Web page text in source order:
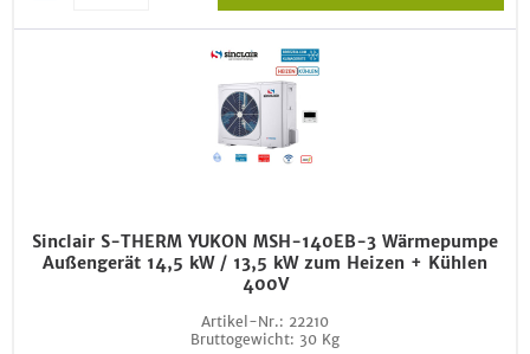
Sinclair S-THERM YUKON MSH-140EB-3 Wärmepumpe
Außengerät 14,5 kW / 13,5 kW zum Heizen + Kühlen
400V
Artikel-Nr.: 22210
Bruttogewicht: 30 Kg